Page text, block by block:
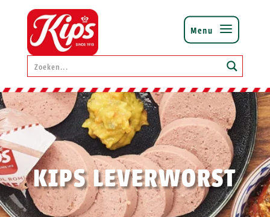
KIPS LEVERWORST